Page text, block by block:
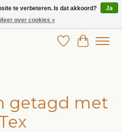
kinderkleding!
Verlanglijst
getagd met
te verbeteren. Is dat akkoord?
Ja
Meer over cookies »